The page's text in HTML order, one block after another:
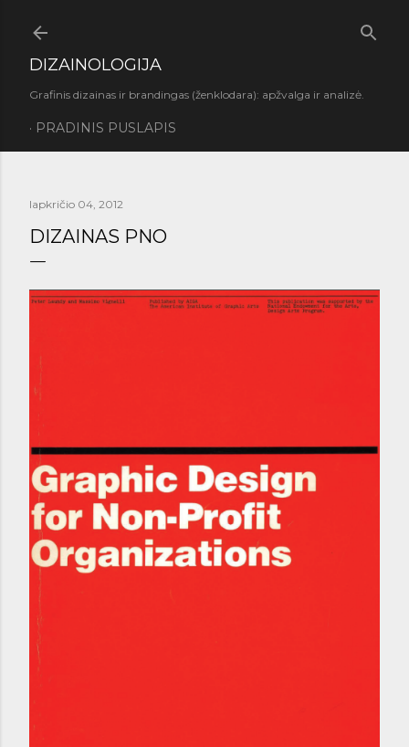
DIZAINOLOGIJA
Grafinis dizainas ir brandingas (ženklodara): apžvalga ir analizė.
PRADINIS PUSLAPIS
lapkričio 04, 2012
DIZAINAS PNO